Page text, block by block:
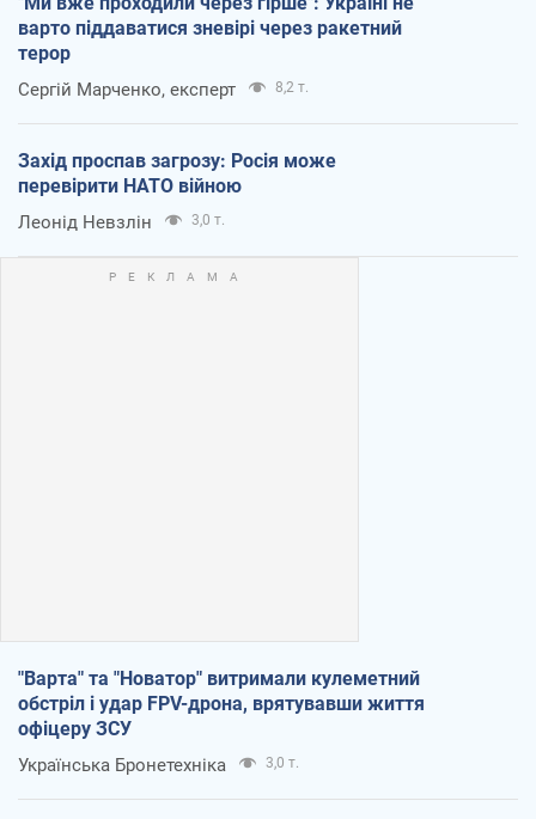
варто піддаватися зневірі через ракетний
терор
Сергій Марченко, експерт 8,2 т.
Захід проспав загрозу: Росія може
перевірити НАТО війною
Леонід Невзлін 3,0 т.
"Варта" та "Новатор" витримали кулеметний
обстріл і удар FPV-дрона, врятувавши життя
офіцеру ЗСУ
Українська Бронетехніка 3,0 т.